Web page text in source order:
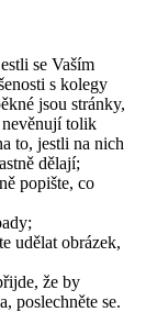
se Vaším
s kolegy
jsou stránky,
nevěnují tolik
to, jestli na nich
dělají;
popište, co
udělat obrázek,
že by
poslechněte se.